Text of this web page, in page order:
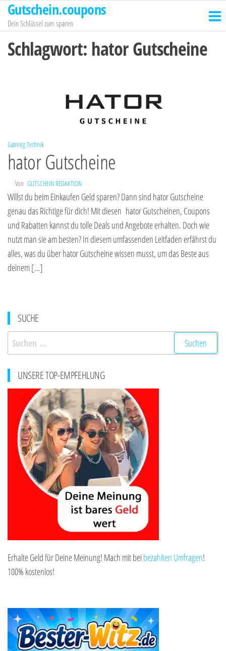
Zum
Inhalt
springen
Gutschein.coupons
Dein Schlüssel zum sparen
Schlagwort: hator Gutscheine
GamingTechnik
hator Gutscheine
Von GUTSCHEIN REDAKTION
Willst du beim Einkaufen Geld sparen? Dann sind hator Gutscheine
genau das Richtige für dich! Mit diesen hator Gutscheinen, Coupons
und Rabatten kannst du tolle Deals und Angebote erhalten. Doch wie
nutzt man sie am besten? In diesem umfassenden Leitfaden erfährst du
alles, was du über hator Gutscheine wissen musst, um das Beste aus
deinem […]
SUCHE
Suchen
nach:
UNSERE TOP-EMPFEHLUNG
Erhalte Geld für Deine Meinung! Mach mit beibezahlten Umfragen!
100% kostenlos!